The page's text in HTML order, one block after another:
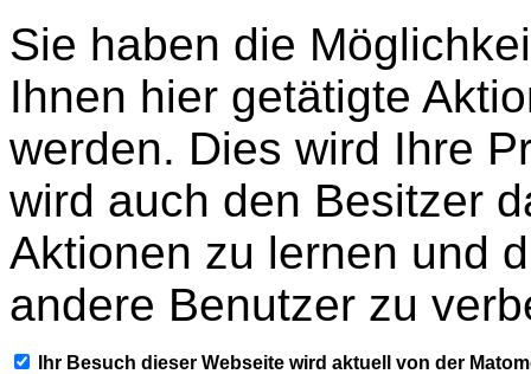
Sie haben die
Ihnen hier getätigte
werden. Dies wird Ihre
wird auch den Besitzer
Aktionen zu lernen und
andere Benutzer zu
Ihr Besuch dieser Webseite wird aktuell von der